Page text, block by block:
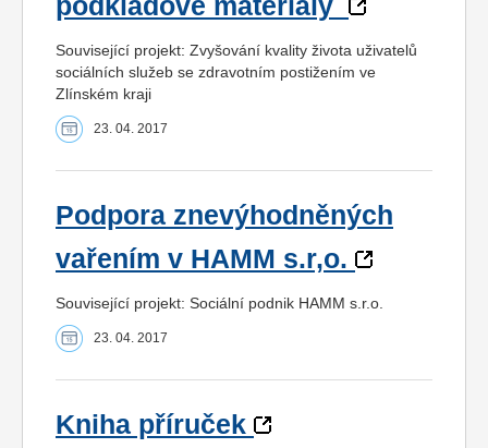
Související projekt: Zvyšování kvality života uživatelů
sociálních služeb se zdravotním postižením ve
Zlínském kraji
23. 04. 2017
Podpora znevýhodněných
vařením v HAMM s.r,o.
Související projekt: Sociální podnik HAMM s.r.o.
23. 04. 2017
Kniha příruček